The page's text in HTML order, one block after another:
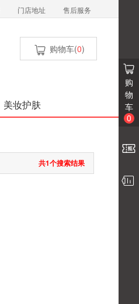
门店地址 售后服务
购物车(0)
美妆护肤
购
物
车
0
共1个搜索结果